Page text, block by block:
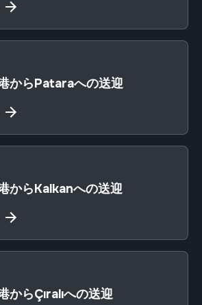
からPataraへの送迎
からKalkanへの送迎
からÇıralıへの送迎